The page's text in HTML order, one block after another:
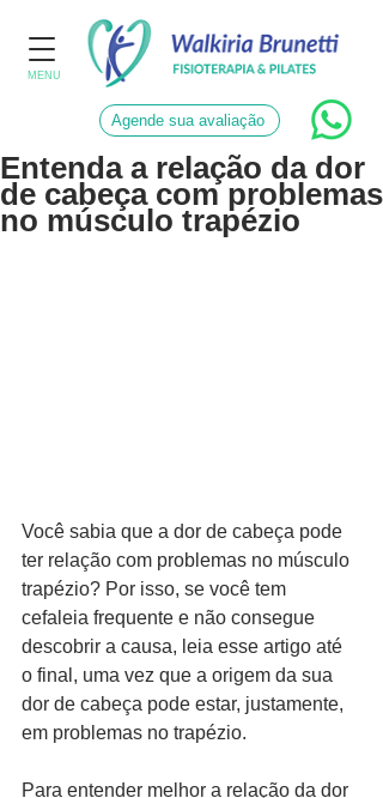
MENU
Agende sua avaliação
Entenda a relação da dor
de cabeça com problemas
no músculo trapézio
Você sabia que a dor de cabeça pode
ter relação com problemas no músculo
trapézio? Por isso, se você tem
cefaleia frequente e não consegue
descobrir a causa, leia esse artigo até
o final, uma vez que a origem da sua
dor de cabeça pode estar, justamente,
em problemas no trapézio.
Para entender melhor a relação da dor